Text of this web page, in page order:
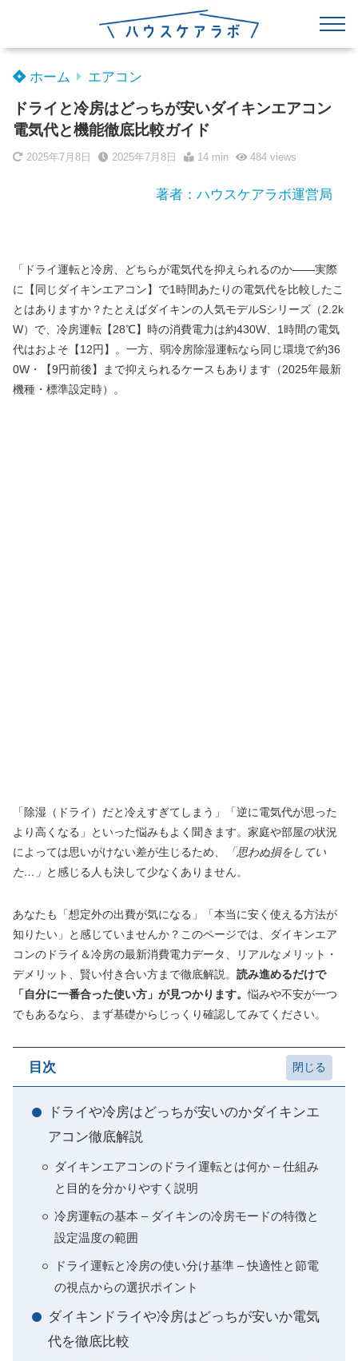
ホーム エアコン
ドライと冷房はどっちが安いダイキンエアコン
電気代と機能徹底比較ガイド
2025年7月8日 2025年7月8日 14 min 484views
著者：ハウスケアラボ運営局
「ドライ運転と冷房、どちらが電気代を抑えられるのか――実際
に【同じダイキンエアコン】で1時間あたりの電気代を比較したこ
とはありますか？たとえばダイキンの人気モデルSシリーズ（2.2k
W）で、冷房運転【28℃】時の消費電力は約430W、1時間の電気
代はおよそ【12円】。一方、弱冷房除湿運転なら同じ環境で約36
0W・【9円前後】まで抑えられるケースもあります（2025年最新
機種・標準設定時）。
「除湿（ドライ）だと冷えすぎてしまう」「逆に電気代が思った
より高くなる」といった悩みもよく聞きます。家庭や部屋の状況
によっては思いがけない差が生じるため、
「思わぬ損をしてい
た…」 と感じる人も決して少なくありません。
あなたも「想定外の出費が気になる」「本当に安く使える方法が
知りたい」と感じていませんか？このページでは、ダイキンエア
コンのドライ＆冷房の最新消費電力データ、リアルなメリット・
デメリット、賢い付き合い方まで徹底解説。 読み進めるだけで
「自分に一番合った使い方」が見つかります。悩みや不安が一つ
でもあるなら、まず基礎からじっくり確認してみてください。
目次
ドライや冷房はどっちが安いのかダイキンエ
アコン徹底解説
ダイキンエアコンのドライ運転とは何か – 仕組み
と目的を分かりやすく説明
冷房運転の基本 – ダイキンの冷房モードの特徴と
設定温度の範囲
ドライ運転と冷房の使い分け基準 – 快適性と節電
の視点からの選択ポイント
ダイキンドライや冷房はどっちが安いか電気
代を徹底比較